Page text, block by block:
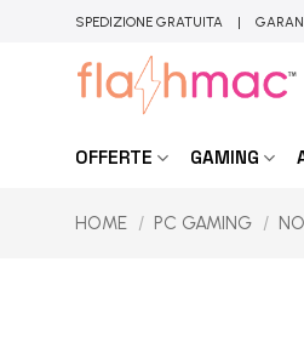
SPEDIZIONE GRATUITA |
OFFERTE GAMING
HOME / PC GAMING /